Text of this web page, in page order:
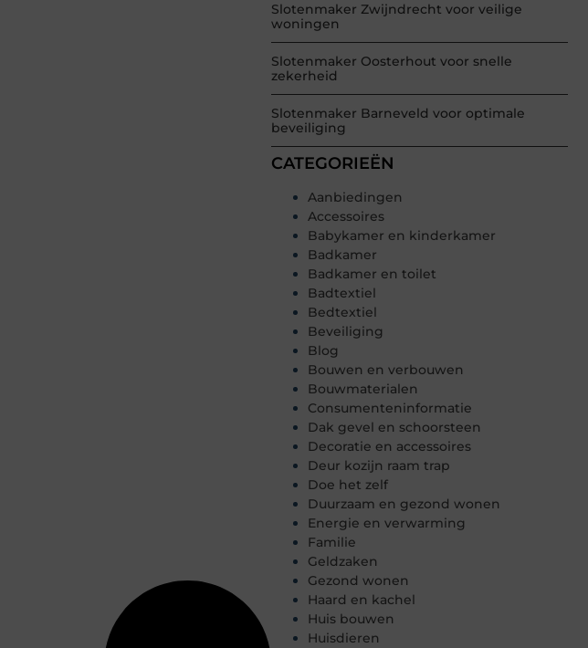
Slotenmaker Zwijndrecht voor veilige
woningen
Slotenmaker Oosterhout voor snelle
zekerheid
Slotenmaker Barneveld voor optimale
beveiliging
CATEGORIEËN
Aanbiedingen
Accessoires
Babykamer en kinderkamer
Badkamer
Badkamer en toilet
Badtextiel
Bedtextiel
Beveiliging
Blog
Bouwen en verbouwen
Bouwmaterialen
Consumenteninformatie
Dak gevel en schoorsteen
Decoratie en accessoires
Deur kozijn raam trap
Doe het zelf
Duurzaam en gezond wonen
Energie en verwarming
Familie
Geldzaken
Gezond wonen
Haard en kachel
Huis bouwen
Huisdieren